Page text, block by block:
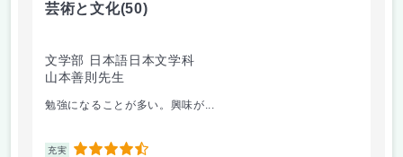
芸術と文化(50)
文学部 日本語日本文学科
山本善則先生
勉強になることが多い。興味が...
充実 4.5